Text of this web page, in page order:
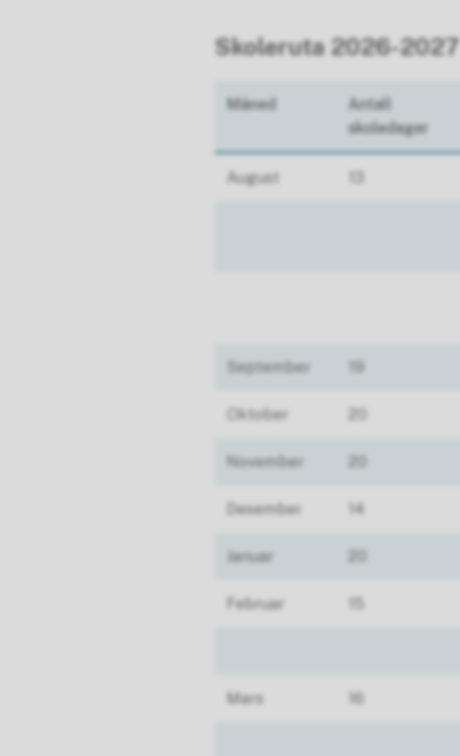
Skoleruta 2026-2027
Måned
Antall
skoledager
August
September
Oktober
November
Desember 14
Januar
Februar
Mars 16